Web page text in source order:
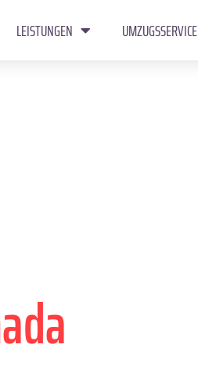
LEISTUNGEN UMZUGSSERVICE